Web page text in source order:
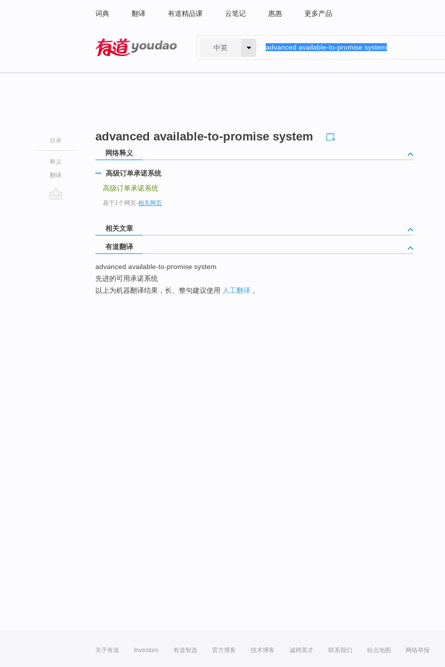
词典 翻译 有道精品课 云笔记 惠惠 更多产品
中英
目录
释义
翻译
advanced available-to-promise system
网络释义
高级订单承诺系统
高级订单承诺系统
基于1个网页-相关网页
相关文章
有道翻译
advanced available-to-promise system
先进的可用承诺系统
以上为机器翻译结果，长、整句建议使用 人工翻译 。
关于有道 Investors 有道智选 官方博客 技术博客 诚聘英才 联系我们 站点地图 网络举报